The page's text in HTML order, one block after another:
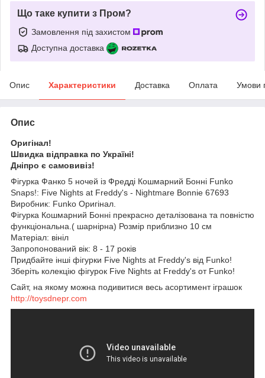
Що таке купити з Пром?
Замовлення під захистом
Доступна доставка
Опис Характеристики Доставка Оплата Умови
Опис
Оригінал!
Швидка відправка по Україні!
Дніпро є самовивіз!
Фігурка Фанко 5 ночей із Фредді Кошмарний Бонні Funko
Snaps!: Five Nights at Freddy's - Nightmare Bonnie 67693
Виробник: Funko Оригінал.
Фігурка Кошмарний Бонні прекрасно деталізована та повністю
функціональна.( шарнірна) Розмір приблизно 10 см
Матеріал: вініл
Запропонований вік: 8 - 17 років
Придбайте інші фігурки Five Nights at Freddy's від Funko!
Зберіть колекцію фігурок Five Nights at Freddy's от Funko!
Сайт, на якому можна подивитися весь асортимент іграшок
http://toysdnepr.com